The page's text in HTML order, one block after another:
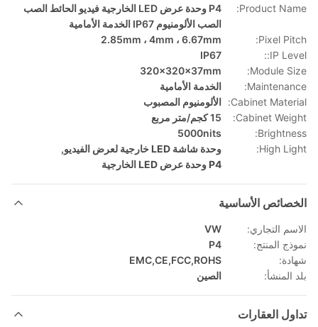
Product Name:
P4 وحدة عرض LED الخارجية فيديو الحائط الصب
الصب الألومنيوم IP67 الخدمة الأمامية
Pixel Pitch:
2.85mm ، 4mm ، 6.67mm
IP Level::
IP67
Module Size:
320x320x37mm
Maintenance:
الخدمة الأمامية
Cabinet Material:
الألومنيوم المصبوب
Cabinet Weight:
15 كجم/متر مربع
Brightness:
5000nits
High Light:
وحدة شاشة LED خارجية لعرض الفيديو
,
P4 وحدة عرض LED الخارجية
الخصائص الأساسية
الاسم التجاري:
VW
نموذج المنتج:
P4
شهادة:
EMC,CE,FCC,ROHS
بلد المنشأ:
الصين
تداول العقارات